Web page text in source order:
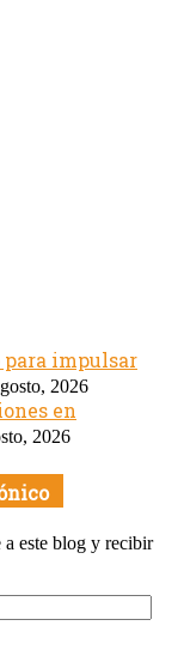
para impulsar
2026
en
2026
este blog y recibir